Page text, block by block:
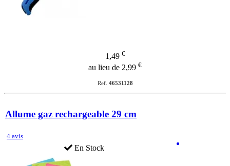
1,49 €
au lieu de 2,99 €
Ref. 46531128
Allume gaz rechargeable 29 cm
4 avis
En Stock